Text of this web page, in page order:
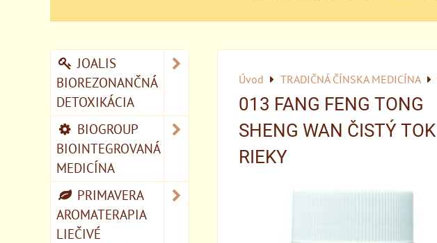
Úvod TRADIČNÁ ČÍNSKA MEDICÍNA
013 FANG FENG TONG
SHENG WAN ČISTÝ TOK
RIEKY
JOALIS
BIOREZONANČNÁ
DETOXIKÁCIA
BIOGROUP
BIOINTEGROVANÁ
MEDICÍNA
PRIMAVERA
AROMATERAPIA
LIEČIVÉ